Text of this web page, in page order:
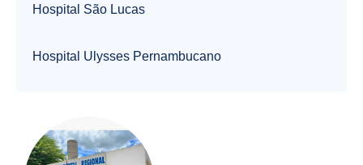
Hospital São Lucas
Hospital Ulysses Pernambucano